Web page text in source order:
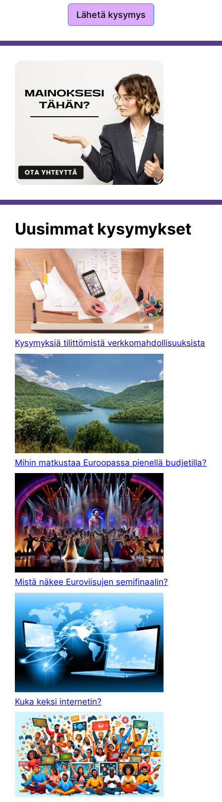
Lähetä kysymys
Uusimmat kysymykset
Kysymyksiä tilittömistä verkkomahdollisuuksista
Mihin matkustaa Euroopassa pienellä budjetilla?
Mistä näkee Euroviisujen semifinaalin?
Kuka keksi internetin?